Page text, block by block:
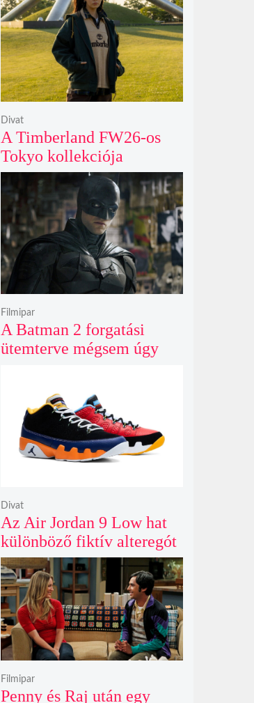
A Timberland FW26-os
Tokyo kollekciója
flanellel, kordbársonnyal
és bőrrel gondolja újra az
időtlen örökséget
Divat
A Batman 2 forgatási
ütemterve mégsem úgy
Filmipar
Az Air Jordan 9 Low hat
különböző fiktív alteregót
gyúr egyetlen őrült
dizájnba
Divat
Penny és Raj után egy
Filmipar